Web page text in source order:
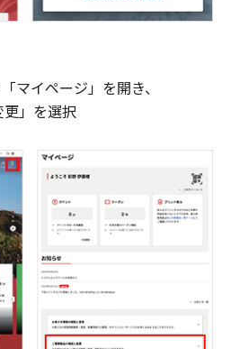
マイページ」を開き、
更」を選択